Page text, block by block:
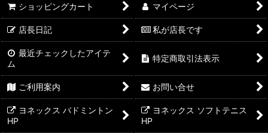
ショッピングカート マイページ
店長日記 私が店長です
最近チェックしたアイテ
ム
特定商取引法表示
ご利用案内 お問い合せ
ヨネックス バドミントン
HP
ヨネックス ソフトテニス
HP